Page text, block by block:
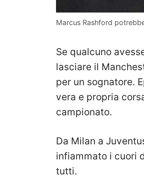
Marcus Rashford
Se qualcuno
lasciare il
per un sognatore.
vera e propria
campionato.
Da Milan a
infiammato i cuori
tutti.